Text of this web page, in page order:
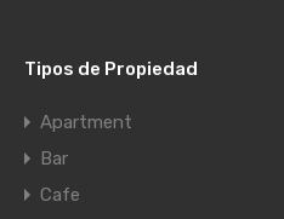
Tipos de Propiedad
Apartment
Bar
Cafe